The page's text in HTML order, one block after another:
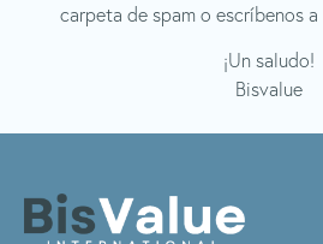
carpeta de spam o escríbenos a
¡Un saludo!
Bisvalue